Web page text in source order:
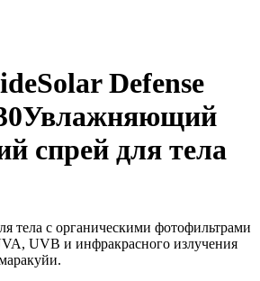
Solar Defense
Увлажняющий
спрей для тела
тела с органическими фотофильтрами
UVB и инфракрасного излучения